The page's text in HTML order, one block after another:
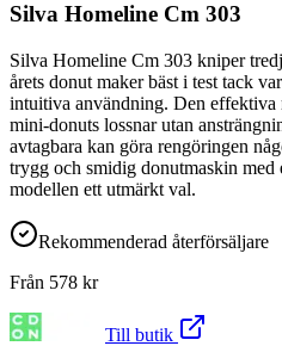
Silva Homeline Cm 303
Silva Homeline Cm 303 kniper
årets donut maker bäst i test tack
intuitiva användning. Den effektiva
mini-donuts lossnar utan
avtagbara kan göra rengöringen
trygg och smidig donutmaskin med
modellen ett utmärkt val.
Rekommenderad återförsäljare
Från 578 kr
Till butik